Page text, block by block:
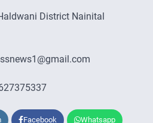
District Nainital
Facebook Whatsapp